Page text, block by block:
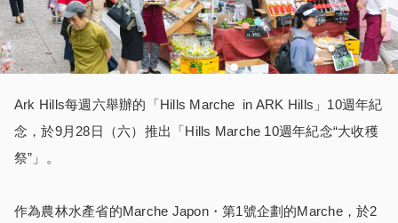
Ark Hills每週六舉辦的「Hills Marche in ARK Hills」10週年紀
念，於9月28日（六）推出「Hills Marche 10週年紀念“大收穫
祭”」。
作為農林水產省的Marche Japon・第1號企劃的Marche，於2